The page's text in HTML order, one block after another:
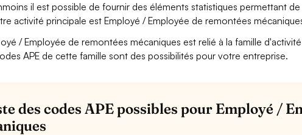
il est possible de fournir des éléments statistiques permettant
activité principale est Employé / Employée de remontées
/ Employée de remontées mécaniques est relié à la famille
APE de cette famille sont des possibilités pour votre entreprise.
des codes APE possibles pour Employé /